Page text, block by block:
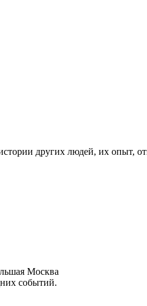
других людей, их опыт,
Москва
событий.